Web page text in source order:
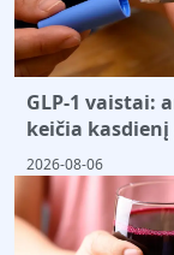
GLP-1 vaistai:
keičia
2026-08-06